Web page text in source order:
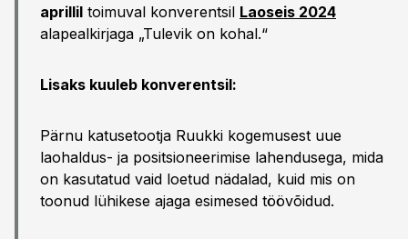
aprillil toimuval konverentsil Laoseis 2024
alapealkirjaga „Tulevik on kohal.“
Lisaks kuuleb konverentsil:
Pärnu katusetootja Ruukki kogemusest uue
laohaldus- ja positsioneerimise lahendusega, mida
on kasutatud vaid loetud nädalad, kuid mis on
toonud lühikese ajaga esimesed töövõidud.